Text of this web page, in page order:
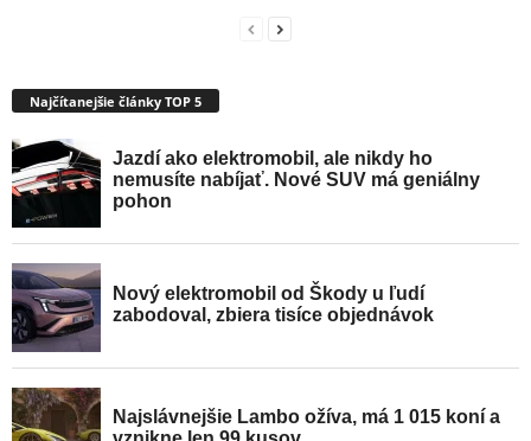
Najčítanejšie články TOP 5